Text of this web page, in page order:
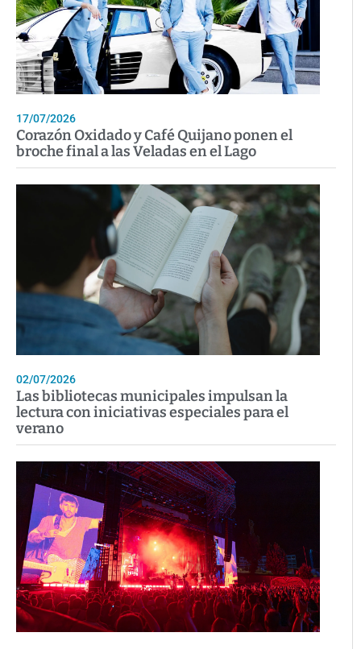
17/07/2026
Corazón Oxidado y Café Quijano ponen el
broche final a las Veladas en el Lago
02/07/2026
Las bibliotecas municipales impulsan la
lectura con iniciativas especiales para el
verano